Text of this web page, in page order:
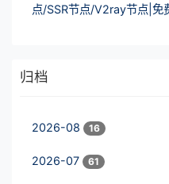
点/SSR节点/V2ray节点|免
归档
2026-08 16
2026-07 61